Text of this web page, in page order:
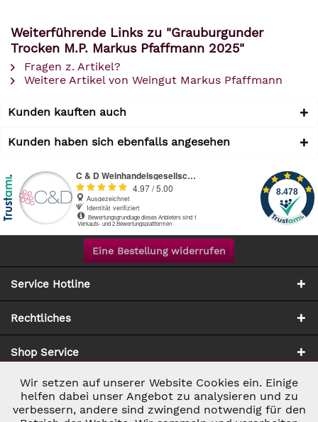
Weiterführende Links zu "Grauburgunder
Trocken M.P. Markus Pfaffmann 2025"
Fragen z. Artikel?
Weitere Artikel von Weingut Markus Pfaffmann
Kunden kauften auch
Kunden haben sich ebenfalls angesehen
Eine Bestellung widerrufen
Service Hotline
Rechtliches
Shop Service
Zahlung & Versand
Notwendig Aktiv
Wir setzen auf unserer Website Cookies ein. Einige
helfen dabei unser Angebot zu analysieren und zu
verbessern, andere sind zwingend notwendig für den